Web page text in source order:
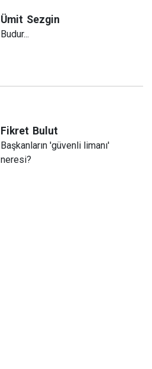
Ümit Sezgin
Budur...
Fikret Bulut
Başkanların 'güvenli limanı'
neresi?